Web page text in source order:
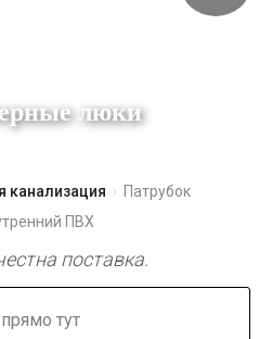
люки
канализация
Патрубок
ПВХ
поставка.